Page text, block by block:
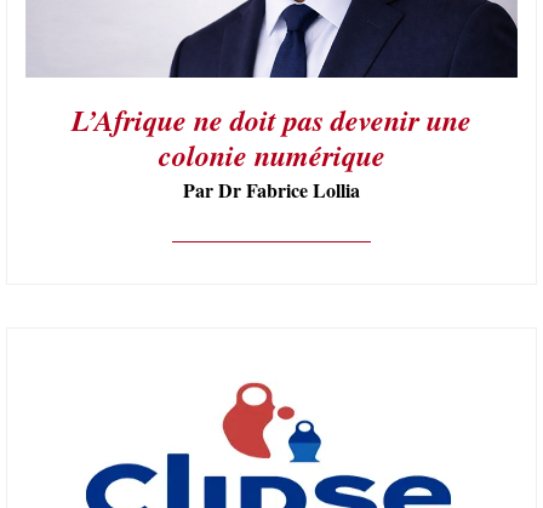
L’Afrique ne doit pas devenir une
colonie numérique
Par Dr Fabrice Lollia